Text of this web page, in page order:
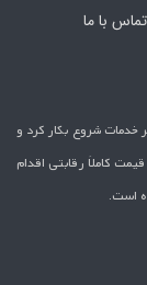
تماس با ما
هر چه بهتر خدمات شروع بکار کرد و
کاملاَ رقابتی اقدام
است.